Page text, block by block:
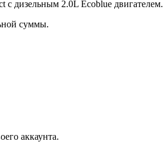
c дизельным 2.0L Ecoblue двигателем.
суммы.
аккаунта.